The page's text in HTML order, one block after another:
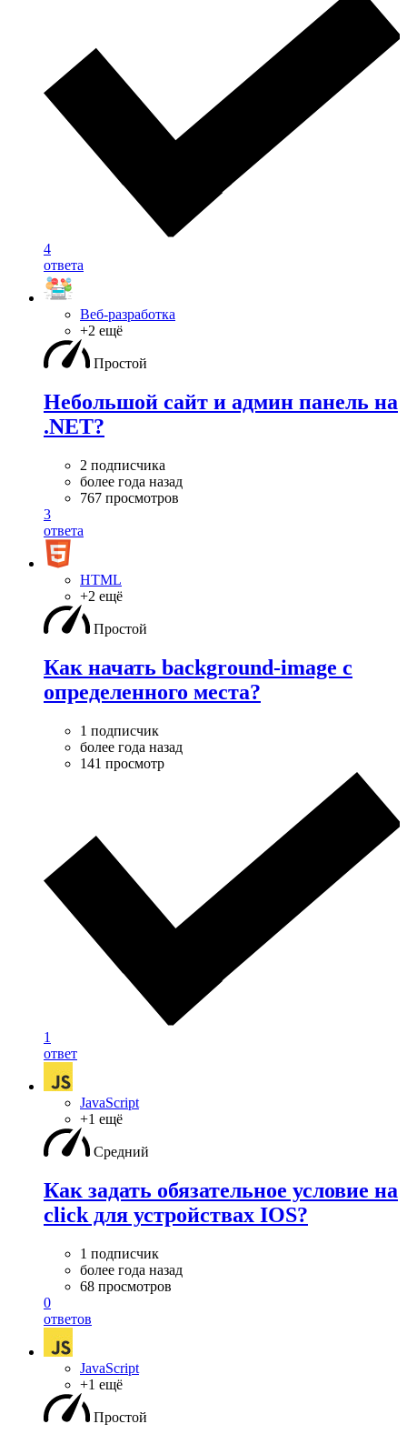
4
ответа
Веб-разработка
+2 ещё
Простой
Небольшой сайт и админ панель на
.NET?
2 подписчика
более года назад
767 просмотров
3
ответа
HTML
+2 ещё
Простой
Как начать background-image с
определенного места?
1 подписчик
более года назад
141 просмотр
1
ответ
JavaScript
+1 ещё
Средний
Как задать обязательное условие на
click для устройствах IOS?
1 подписчик
более года назад
68 просмотров
0
ответов
JavaScript
+1 ещё
Простой